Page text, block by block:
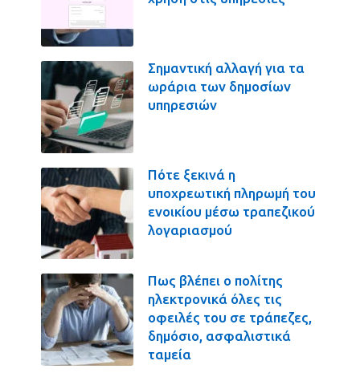
Σημαντική αλλαγή για τα
ωράρια των δημοσίων
υπηρεσιών
Πότε ξεκινά η
υποχρεωτική πληρωμή του
ενοικίου μέσω τραπεζικού
λογαριασμού
Πως βλέπει ο πολίτης
ηλεκτρονικά όλες τις
οφειλές του σε τράπεζες,
δημόσιο, ασφαλιστικά
ταμεία